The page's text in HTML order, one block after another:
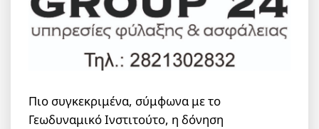
Πιο συγκεκριμένα, σύμφωνα με το
Γεωδυναμικό Ινστιτούτο, η δόνηση